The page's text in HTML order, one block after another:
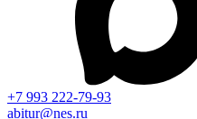
+7 993 222-79-93
abitur@nes.ru